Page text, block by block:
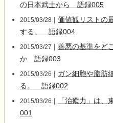
の日本武士から 語録005
2015/03/28 | 価値観リストの
する。 語録004
2015/03/27 | 善悪の基準をど
か 語録003
2015/03/26 | ガン細胞や脂肪
る。 語録002
2015/03/26 |
「治癒力」は
001